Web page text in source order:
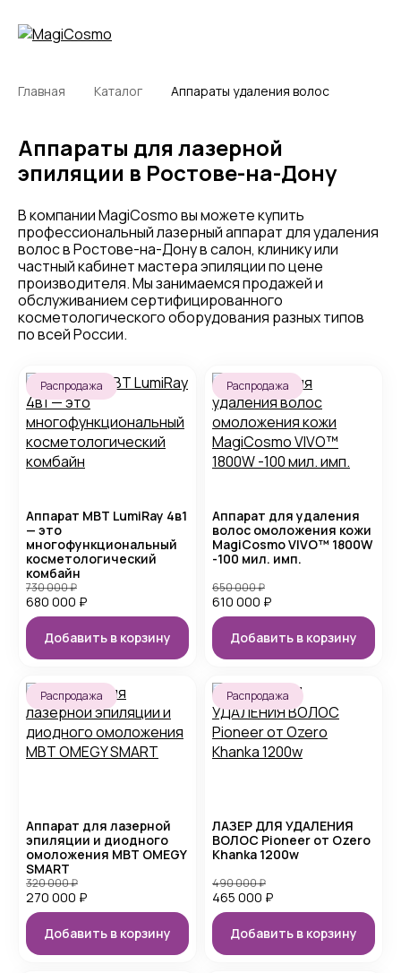
Главная Каталог Аппараты удаления волос
Аппараты для лазерной
эпиляции в Ростове-на-Дону
В компании MagiCosmo вы можете купить
профессиональный лазерный аппарат для удаления
волос в Ростове-на-Дону в салон, клинику или
частный кабинет мастера эпиляции по цене
производителя. Мы занимаемся продажей и
обслуживанием сертифицированного
косметологического оборудования разных типов
по всей России.
Распродажа
Аппарат MBT LumiRay 4в1
— это
многофункциональный
косметологический
комбайн
680 000 ₽
730 000₽
Добавить в корзину
Распродажа
Аппарат для удаления
волос омоложения кожи
MagiCosmo VIVO™ 1800W
-100 мил. имп.
610 000 ₽
650 000₽
Добавить в корзину
Распродажа
Аппарат для лазерной
эпиляции и диодного
омоложения MBT OMEGY
SMART
270 000 ₽
320 000₽
Добавить в корзину
Распродажа
ЛАЗЕР ДЛЯ УДАЛЕНИЯ
ВОЛОС Pioneer от Ozero
Khanka 1200w
465 000 ₽
490 000₽
Добавить в корзину